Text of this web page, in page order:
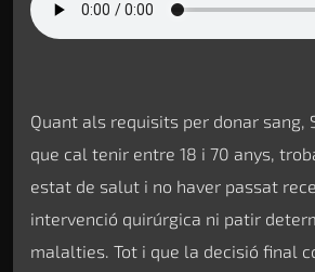
Quant als requisits per donar sang,
que cal tenir entre 18 i 70 anys,
estat de salut i no haver passat
intervenció quirúrgica ni patir
malalties. Tot i que la decisió final